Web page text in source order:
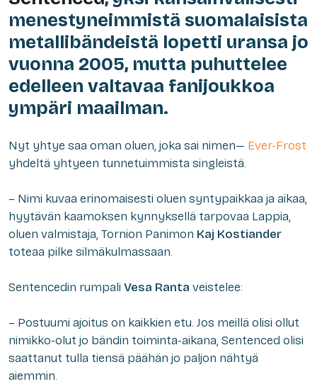
menestyneimmistä suomalaisista
metallibändeistä lopetti uransa jo
vuonna 2005, mutta puhuttelee
edelleen valtavaa fanijoukkoa
ympäri maailman.
Nyt yhtye saa oman oluen, joka sai nimen— Ever-Frost
yhdeltä yhtyeen tunnetuimmista singleistä.
– Nimi kuvaa erinomaisesti oluen syntypaikkaa ja aikaa,
hyytävän kaamoksen kynnyksellä tarpovaa Lappia,
oluen valmistaja, Tornion Panimon Kaj Kostiander
toteaa pilke silmäkulmassaan.
Sentencedin rumpali Vesa Ranta veistelee:
– Postuumi ajoitus on kaikkien etu. Jos meillä olisi ollut
nimikko-olut jo bändin toiminta-aikana, Sentenced olisi
saattanut tulla tiensä päähän jo paljon nähtyä
aiemmin.